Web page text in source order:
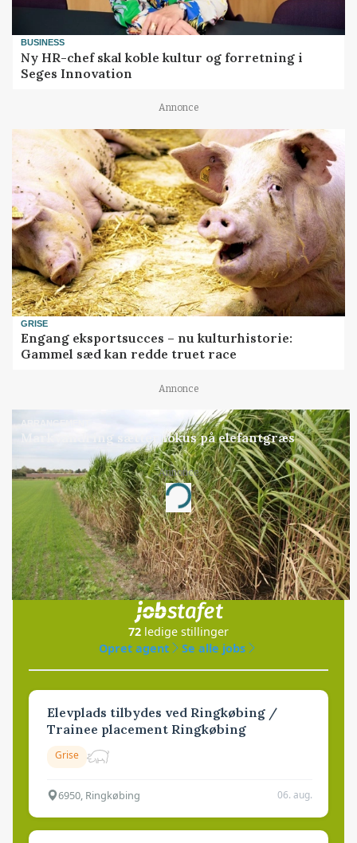
BUSINESS
Ny HR-chef skal koble kultur og forretning i
Seges Innovation
Annonce
GRISE
Engang eksportsucces – nu kulturhistorie:
Gammel sæd kan redde truet race
Annonce
ARRANGEMENT
Markvandring sætter fokus på elefantgræs
Annonce
Loading...
Jobs
i samarbejde med
72 ledige stillinger
Opret agent
Se alle jobs
Elevplads tilbydes ved Ringkøbing /
Trainee placement Ringkøbing
Grise
6950, Ringkøbing 06. aug.